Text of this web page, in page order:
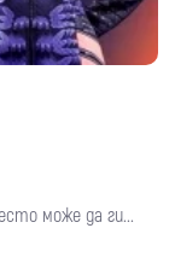
може да ги...